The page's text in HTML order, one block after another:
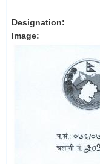
Designation:
Image: